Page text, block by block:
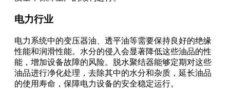
电力行业
电力系统中的变压器油、透平油等需要保持良好的绝缘
性能和润滑性能。水分的侵入会显著降低这些油品的性
能，增加设备故障的风险。脱水聚结器能够定期对这些
油品进行净化处理，去除其中的水分和杂质，延长油品
的使用寿命，保障电力设备的安全稳定运行。